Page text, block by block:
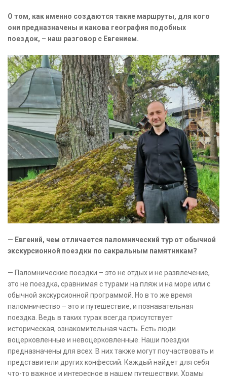
О том, как именно создаются такие маршруты, для кого
они предназначены и какова география подобных
поездок, – наш разговор с Евгением.
— Евгений, чем отличается паломнический тур от обычной
экскурсионной поездки по сакральным памятникам?
— Паломнические поездки – это не отдых и не развлечение,
это не поездка, сравнимая с турами на пляж и на море или с
обычной экскурсионной программой. Но в то же время
паломничество – это и путешествие, и познавательная
поездка. Ведь в таких турах всегда присутствует
историческая, ознакомительная часть. Есть люди
воцерковленные и невоцерковленные. Наши поездки
предназначены для всех. В них также могут поучаствовать и
представители других конфессий. Каждый найдет для себя
что-то важное и интересное в нашем путешествии. Храмы